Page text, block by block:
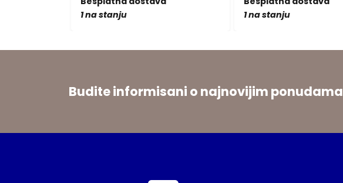
1 na stanju
1 na stanju
Budite informisani o najnovijim ponudama